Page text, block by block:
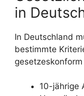
in
In Deutschland
bestimmte
10-jährige